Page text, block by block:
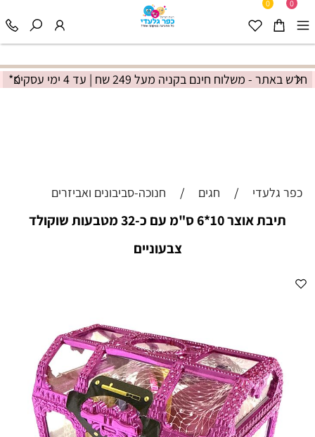
חדש באתר - משלוח חינם בקניה מעל 249 שח | עד 4 ימי עסקים*
0
0
כפר גלעדי / חגים / חנוכה-סביבונים ואביזרים
תיבת אוצר 10*6 ס"מ עם כ-32 מטבעות שוקולד
צבעוניים